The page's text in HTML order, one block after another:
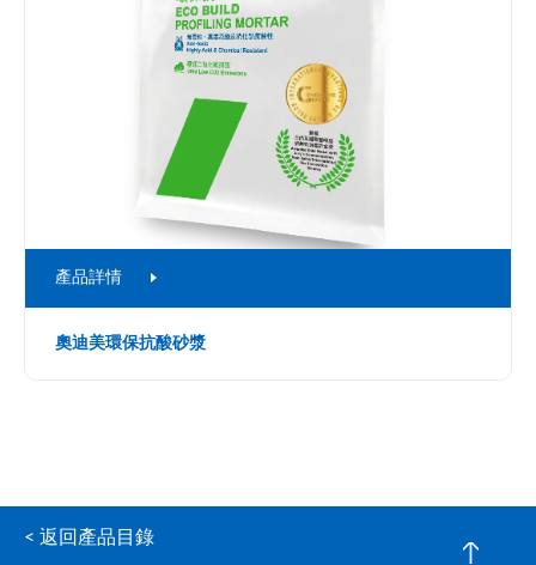
產品詳情
奧迪美環保抗酸砂漿
< 返回產品目錄